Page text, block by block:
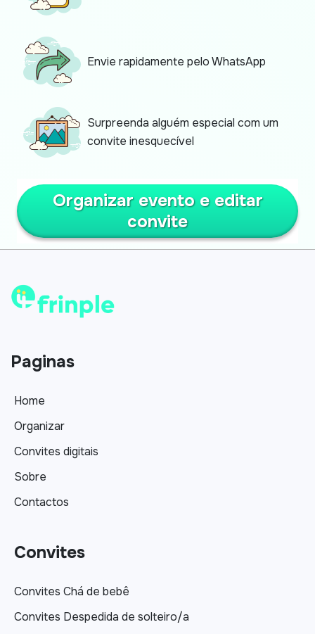
Envie rapidamente pelo WhatsApp
Surpreenda alguém especial com um
convite inesquecível
Organizar evento e editar
convite
Paginas
Home
Organizar
Convites digitais
Sobre
Contactos
Convites
Convites Chá de bebê
Convites Despedida de solteiro/a